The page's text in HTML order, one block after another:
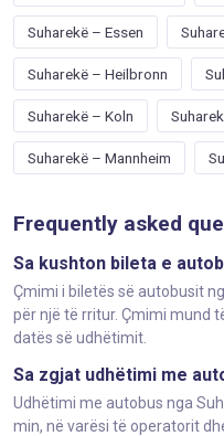
Suharekë – Essen
Suharekë – Heilbronn
Suharekë – Koln
Suharekë – Mannheim
Frequently asked
Sa kushton bileta e
Çmimi i biletës së autobusit
për një të rritur. Çmimi mund
datës së udhëtimit.
Sa zgjat udhëtimi me
Udhëtimi me autobus nga
min, në varësi të operatorit